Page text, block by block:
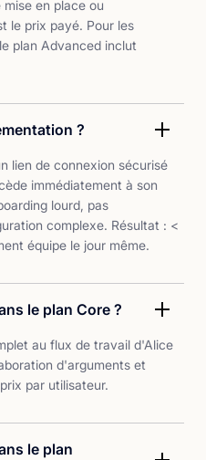
en place ou
le prix payé. Pour les
plan Advanced inclut
?
lien de connexion sécurisé
immédiatement à son
lourd, pas
complexe. Résultat : <
équipe le jour même.
le plan Core ?
au flux de travail d'Alice
d'arguments et
par utilisateur.
le plan